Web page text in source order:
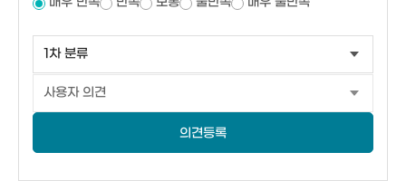
의견등록